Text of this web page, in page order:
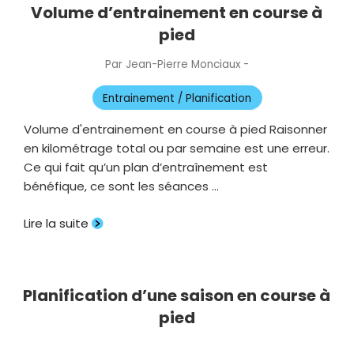
Volume d’entrainement en course à
pied
Par Jean-Pierre Monciaux -
le
Entrainement / Planification
Volume d'entrainement en course à pied Raisonner
en kilométrage total ou par semaine est une erreur.
Ce qui fait qu’un plan d’entraînement est
bénéfique, ce sont les séances …
Lire la suite
Planification d’une saison en course à
pied